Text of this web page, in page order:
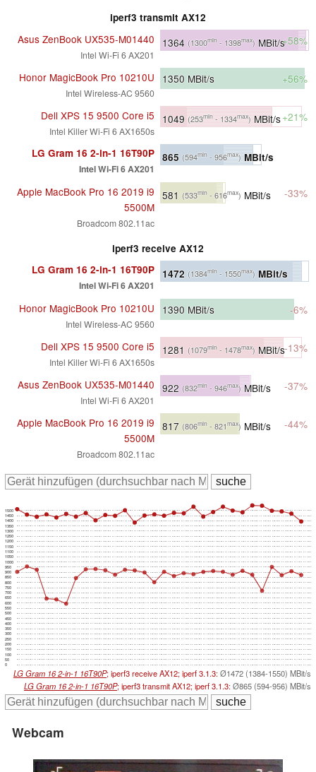
iperf3 transmit AX12
Asus ZenBook UX535-M01440
Intel Wi-Fi 6 AX201
1364 (1300min - 1398max) MBit/s+58%
Honor MagicBook Pro 10210U
Intel Wireless-AC 9560
1350 MBit/s +56%
Dell XPS 15 9500 Core i5
Intel Killer Wi-Fi 6 AX1650s
1049 (253min - 1334max) MBit/s+21%
LG Gram 16 2-in-1 16T90P
Intel Wi-Fi 6 AX201
865 (594min - 956max)MBit/s
Apple MacBook Pro 16 2019 i9
5500M
Broadcom 802.11ac
581 (533min - 616max) MBit/s -33%
iperf3 receive AX12
LG Gram 16 2-in-1 16T90P
Intel Wi-Fi 6 AX201
1472 (1384min - 1550max) MBit/s
Honor MagicBook Pro 10210U
Intel Wireless-AC 9560
1390 MBit/s -6%
Dell XPS 15 9500 Core i5
Intel Killer Wi-Fi 6 AX1650s
1281 (1079min - 1478max) MBit/s-13%
Asus ZenBook UX535-M01440
Intel Wi-Fi 6 AX201
922 (832min - 946max)MBit/s -37%
Apple MacBook Pro 16 2019 i9
5500M
Broadcom 802.11ac
817 (806min - 821max) MBit/s -44%
0
50
100
150
200
250
300
350
400
450
500
550
600
650
700
750
800
850
900
950
1000
1050
1100
1150
1200
1250
1300
1350
1400
1450
1500
LG Gram 16 2-in-1 16T90P; iperf3 receive AX12; iperf 3.1.3:Ø1472 (1384-1550) MBit/s
LG Gram 16 2-in-1 16T90P; iperf3 transmit AX12; iperf 3.1.3:Ø865 (594-956) MBit/s
Webcam